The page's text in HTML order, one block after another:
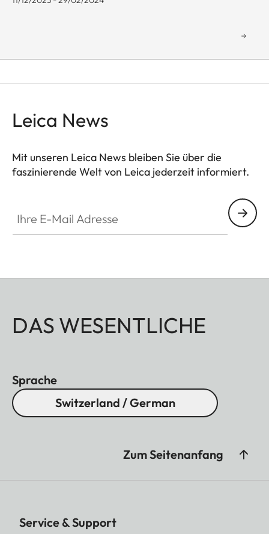
Leica News
Mit unseren Leica News bleiben Sie über die
faszinierende Welt von Leica jederzeit informiert.
DAS WESENTLICHE
Sprache
Switzerland / German
Zum Seitenanfang
Service & Support